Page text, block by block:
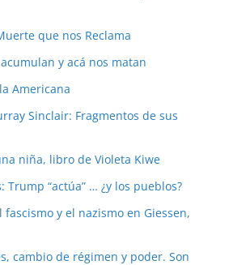
que nos Reclama
y acá nos matan
Americana
Sinclair: Fragmentos de sus
niña, libro de Violeta Kiwe
Trump “actúa” … ¿y los pueblos?
fascismo y el nazismo en Giessen,
cambio de régimen y poder. Son